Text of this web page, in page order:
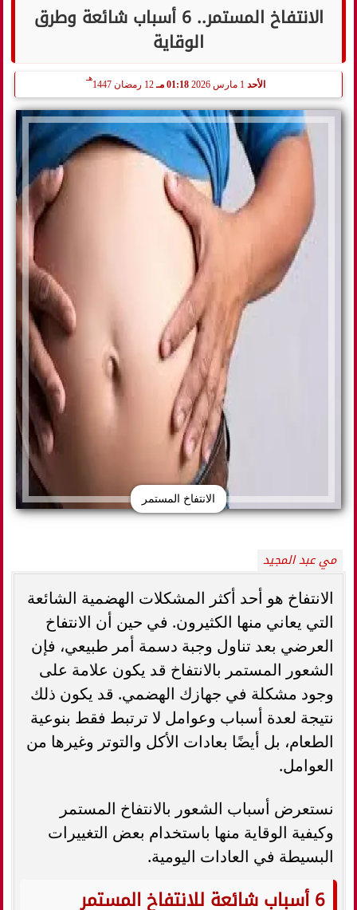
الانتفاخ المستمر.. 6 أسباب شائعة وطرق
الوقاية
الأحد 01:18 مـ 12 رمضان 1447
هـ
الانتفاخ المستمر
مي عبد المجيد
الانتفاخ هو أحد أكثر المشكلات الهضمية الشائعة
التي يعاني منها الكثيرون. في حين أن الانتفاخ
العرضي بعد تناول وجبة دسمة أمر طبيعي، فإن
الشعور المستمر بالانتفاخ قد يكون علامة على
وجود مشكلة في جهازك الهضمي. قد يكون ذلك
نتيجة لعدة أسباب وعوامل لا ترتبط فقط بنوعية
الطعام، بل أيضًا بعادات الأكل والتوتر وغيرها من
العوامل.
نستعرض أسباب الشعور بالانتفاخ المستمر
وكيفية الوقاية منها باستخدام بعض التغييرات
البسيطة في العادات اليومية.
6 أسباب شائعة للانتفاخ المستمر